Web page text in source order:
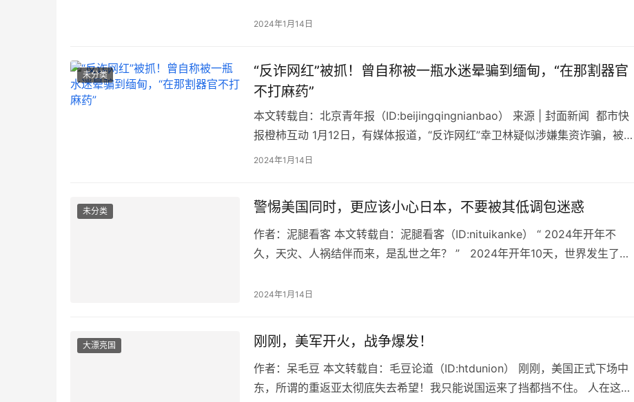
2024年1月14日
未分类
“反诈网红”被抓！曾自称被一瓶水迷晕骗到缅甸，“在那割器官
不打麻药”
本文转载自：北京青年报（ID:beijingqingnianbao） 来源 | 封面新闻 都市快
报橙柿互动 1月12日，有媒体报道，“反诈网红”幸卫林疑似涉嫌集资诈骗，被贵
阳警方…
2024年1月14日
未分类 警惕美国同时，更应该小心日本，不要被其低调包迷惑
作者：泥腿看客 本文转载自：泥腿看客（ID:nituikanke） “ 2024年开年不
久，天灾、人祸结伴而来，是乱世之年？ ” 2024年开年10天，世界发生了很
2024年1月14日
大漂亮国 刚刚，美军开火，战争爆发！
作者：呆毛豆 本文转载自：毛豆论道（ID:htdunion） 刚刚，美国正式下场中
东，所谓的重返亚太彻底失去希望！我只能说国运来了挡都挡不住。 人在这个